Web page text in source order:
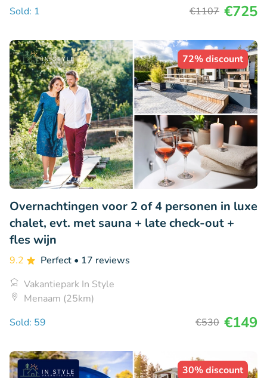
Sold: 1
€1107 €725
72% discount
Overnachtingen voor 2 of 4 personen in luxe
chalet, evt. met sauna + late check-out +
fles wijn
9.2 Perfect • 17 reviews
Vakantiepark In Style
Menaam (25km)
Sold: 59
€530 €149
30% discount